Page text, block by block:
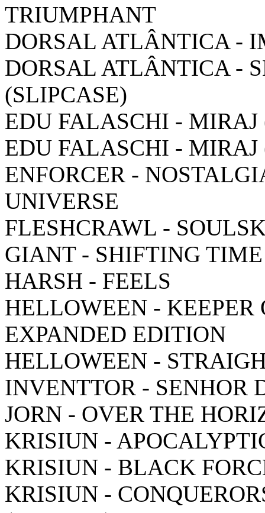
TRIUMPHANT
DORSAL ATLÂNTICA -
DORSAL ATLÂNTICA -
(SLIPCASE)
EDU FALASCHI -
EDU FALASCHI - MIRAJ
ENFORCER -
UNIVERSE
FLESHCRAWL -
GIANT - SHIFTING TIME
HARSH - FEELS
HELLOWEEN - KEEPER
EXPANDED EDITION
HELLOWEEN -
INVENTTOR - SENHOR
JORN - OVER THE
KRISIUN -
KRISIUN - BLACK
KRISIUN -